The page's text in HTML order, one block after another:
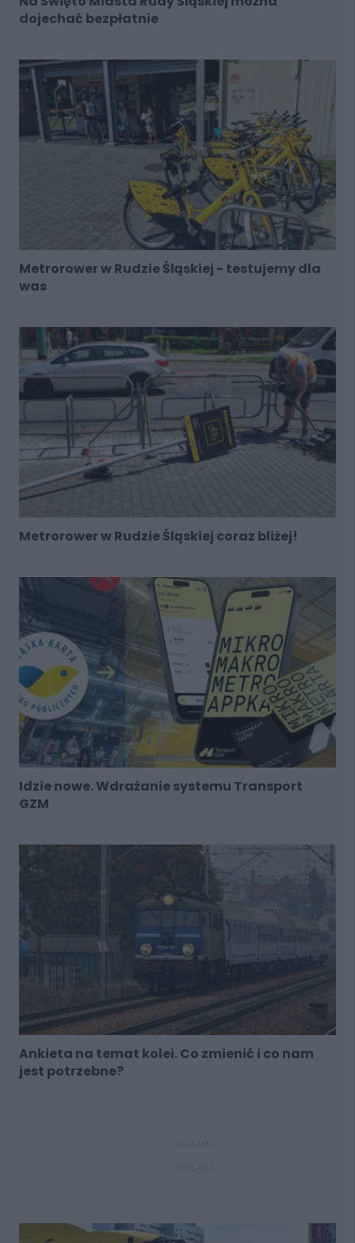
dojechać bezpłatnie
Metrorower w Rudzie Śląskiej - testujemy dla
was
Metrorower w Rudzie Śląskiej coraz bliżej!
Idzie nowe. Wdrażanie systemu Transport
GZM
Ankieta na temat kolei. Co zmienić i co nam
jest potrzebne?